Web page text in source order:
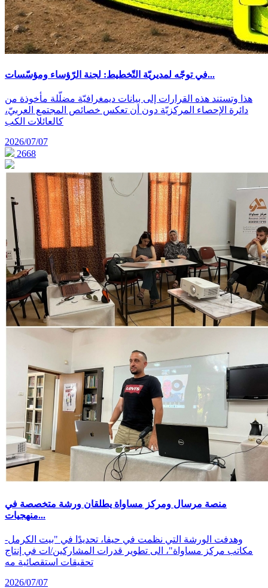
في توجّه لمديريّة التّخطيط: لجنة الرّؤساء ومؤسّسات...
هذا وتستند هذه القرارات إلى بيانات ديمغرافيّة مضلّلة مأخوذة من
دائرة الإحصاء المركزيّة دون أن تعكس خصائص المجتمع العربيّ،
كالعائلات الكب
2026/07/07
2668
منصة مرسال ومركز مساواة يطلقان ورشة متخصصة في
منهجيات...
وهدفت الورشة التي نظمت في حيفا، تحديدًا في "بيت الكرمل-
مكاتب مركز مساواة"، الى تطوير قدرات المشاركين/ات في إنتاج
تحقيقات استقصائية مه
2026/07/07